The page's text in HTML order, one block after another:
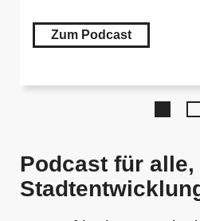
Zum Podcast
Podcast für